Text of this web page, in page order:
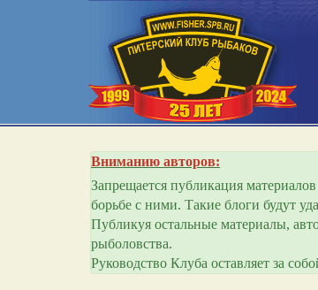
Вниманию авторов:
Запрещается публикация
борьбе с ними. Такие блоги будут
Публикуя остальные материалы,
рыболовства.
Руководство Клуба оставляет за